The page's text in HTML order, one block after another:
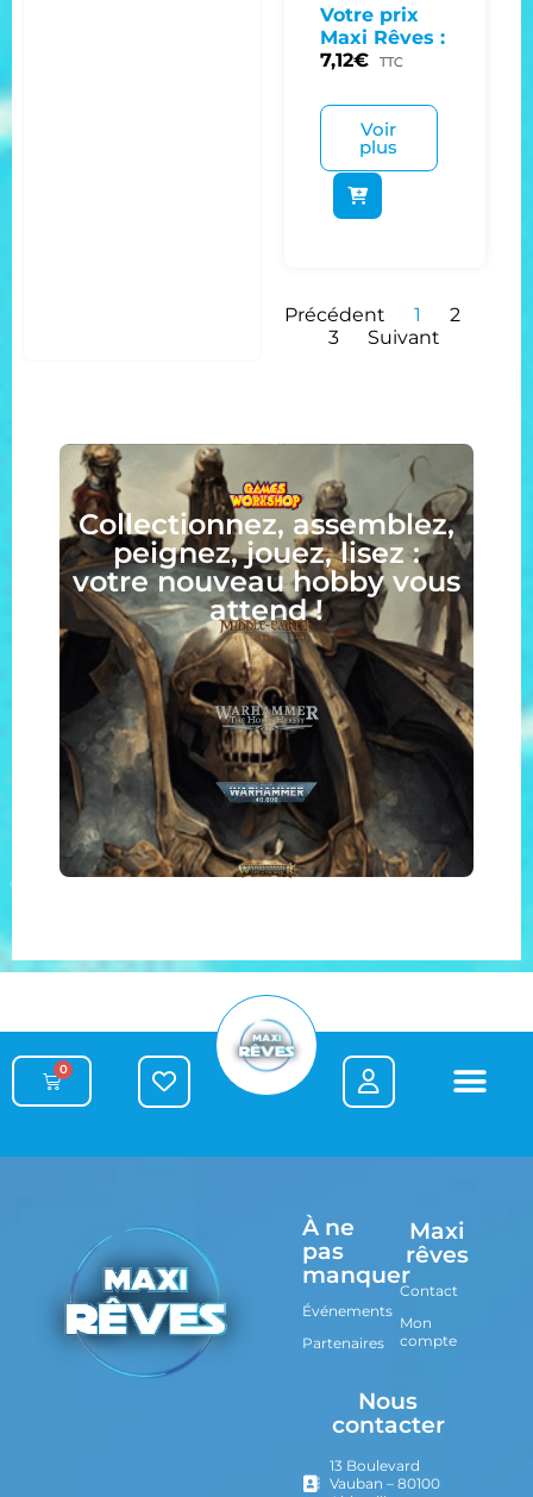
Votre prix
Maxi Rêves :
7,12€ TTC
Voir
plus
Précédent 1
2
3
Suivant
Collectionnez, assemblez,
peignez, jouez, lisez :
votre nouveau hobby vous
attend !
0
À ne
pas
manquer
Événements
Partenaires
Maxi
rêves
Contact
Mon
compte
Nous
contacter
13 Boulevard
Vauban – 80100